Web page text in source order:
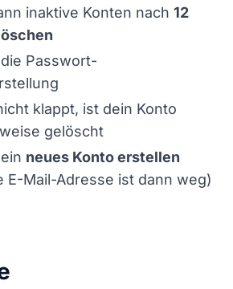
inaktive Konten nach 12
Passwort-
klappt, ist dein Konto
gelöscht
neues Konto erstellen
E-Mail-Adresse ist dann weg)